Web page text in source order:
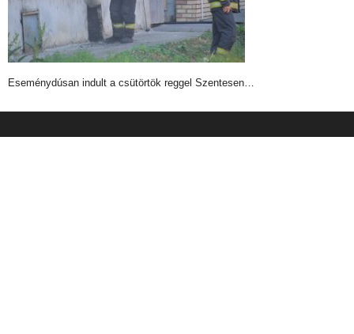
Eseménydúsan indult a csütörtök reggel Szentesen…